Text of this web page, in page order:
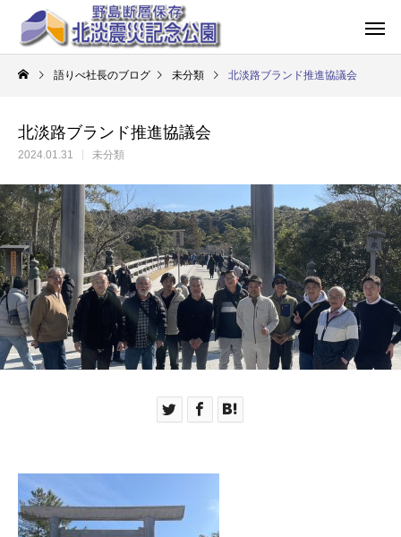
語りべ社長のブログ 未分類 北淡路ブランド推進協議会
北淡路ブランド推進協議会
2024.01.31 未分類